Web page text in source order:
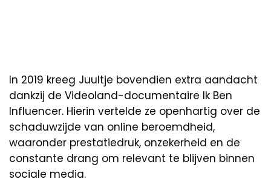
In 2019 kreeg Juultje bovendien extra aandacht
dankzij de Videoland-documentaire Ik Ben
Influencer. Hierin vertelde ze openhartig over de
schaduwzijde van online beroemdheid,
waaronder prestatiedruk, onzekerheid en de
constante drang om relevant te blijven binnen
sociale media.